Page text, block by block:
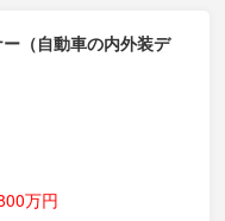
（自動車の内外装デ
万円